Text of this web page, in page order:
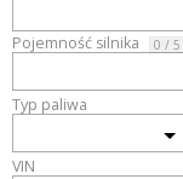
Pojemność silnika 0 / 5
Typ paliwa
VIN